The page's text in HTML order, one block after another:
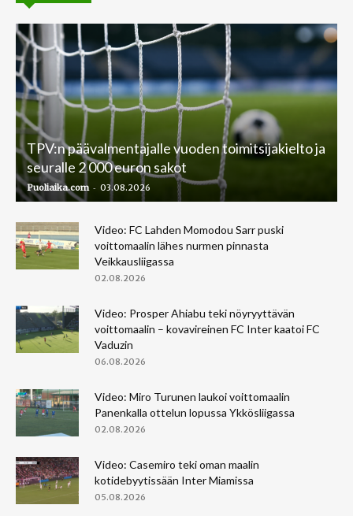
TPV:n päävalmentajalle vuoden toimitsijakielto ja
seuralle 2 000 euron sakot
Puoliaika.com - 03.08.2026
Video: FC Lahden Momodou Sarr puski
voittomaalin lähes nurmen pinnasta
Veikkausliigassa
02.08.2026
Video: Prosper Ahiabu teki nöyryyttävän
voittomaalin – kovavireinen FC Inter kaatoi FC
Vaduzin
06.08.2026
Video: Miro Turunen laukoi voittomaalin
Panenkalla ottelun lopussa Ykkösliigassa
02.08.2026
Video: Casemiro teki oman maalin
kotidebyytissään Inter Miamissa
05.08.2026